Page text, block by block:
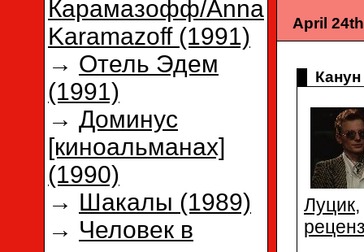
Карамазофф/Anna
Karamazoff (1991)
→ Отель Эдем
(1991)
→ Доминус
[киноальманах]
(1990)
→ Шакалы (1989)
→ Человек в
April
Луцик